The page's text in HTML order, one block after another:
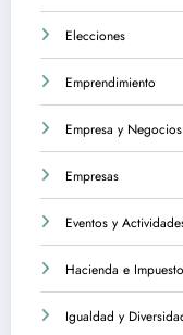
Elecciones
Emprendimiento
Empresa y Negocios
Empresas
Eventos y
Hacienda e
Igualdad y